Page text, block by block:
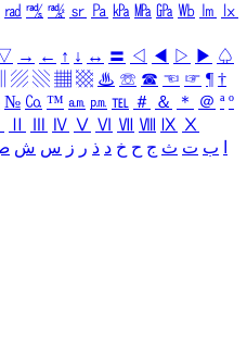
㎭ ㎮ ㎯ ㏛ ㎩ ㎪ ㎫ ㎬ ㏝ ㏐
㏓
→ ← ↑ ↓ ↔ 〓 ◁ ◀ ▷ ▶ ♤
▨ ▧ ▦ ▩ ♨ ☏ ☎ ☜ ☞ ¶ †
№ ㏇ ™ ㏂ ㏘ ℡ ＃ ＆ ＊ ＠ ª º
Ⅳ Ⅴ Ⅵ Ⅶ Ⅷ Ⅸ Ⅹ
ب ت ث ج ح خ د ذ ر ز س ش